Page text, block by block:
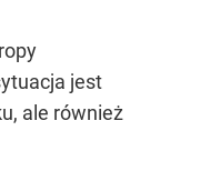
jest
ale również